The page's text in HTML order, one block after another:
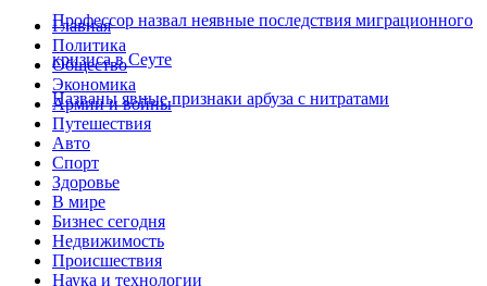
Профессор назвал неявные последствия миграционного
кризиса в Сеуте
Названы явные признаки арбуза с нитратами
Главная
Политика
Общество
Экономика
Армии и войны
Путешествия
Авто
Спорт
Здоровье
В мире
Бизнес сегодня
Недвижимость
Происшествия
Наука и технологии